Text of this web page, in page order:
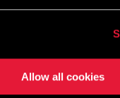
Allow all cookies
Meter Threaded